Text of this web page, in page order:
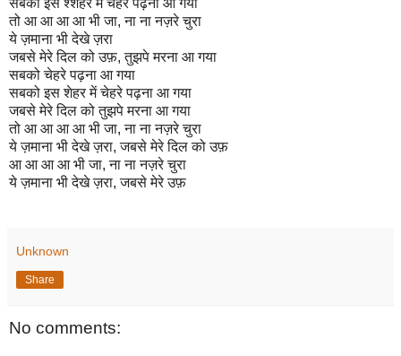
तो आ आ आ आ भी जा, ना ना नज़रे चुरा
ये ज़माना भी देखे ज़रा
जबसे मेरे दिल को उफ़, तुझपे मरना आ गया
सबको चेहरे पढ़ना आ गया
सबको इस शेहर में चेहरे पढ़ना आ गया
जबसे मेरे दिल को तुझपे मरना आ गया
तो आ आ आ आ भी जा, ना ना नज़रे चुरा
ये ज़माना भी देखे ज़रा, जबसे मेरे दिल को उफ़
आ आ आ आ भी जा, ना ना नज़रे चुरा
ये ज़माना भी देखे ज़रा, जबसे मेरे उफ़
Unknown
Share
No comments: